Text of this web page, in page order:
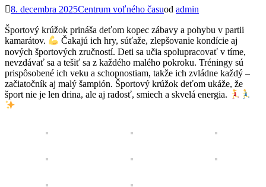
8. decembra 2025Centrum voľného časuod admin
Športový krúžok prináša deťom kopec zábavy a pohybu v partii
kamarátov.
Čakajú ich hry, súťaže, zlepšovanie kondície aj
nových športových zručností. Deti sa učia spolupracovať v tíme,
nevzdávať sa a tešiť sa z každého malého pokroku. Tréningy sú
prispôsobené ich veku a schopnostiam, takže ich zvládne každý –
začiatočník aj malý šampión. Športový krúžok deťom ukáže, že
šport nie je len drina, ale aj radosť, smiech a skvelá energia.